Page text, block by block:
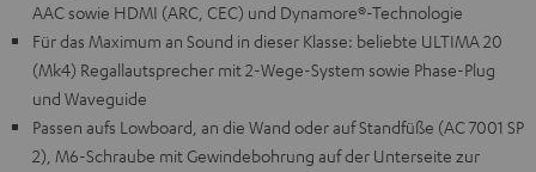
AAC sowie HDMI (ARC, CEC) und Dynamore®-Technologie
Für das Maximum an Sound in dieser Klasse: beliebte ULTIMA 20
(Mk4) Regallautsprecher mit 2-Wege-System sowie Phase-Plug
und Waveguide
Passen aufs Lowboard, an die Wand oder auf Standfüße (AC 7001 SP
2), M6-Schraube mit Gewindebohrung auf der Unterseite zur